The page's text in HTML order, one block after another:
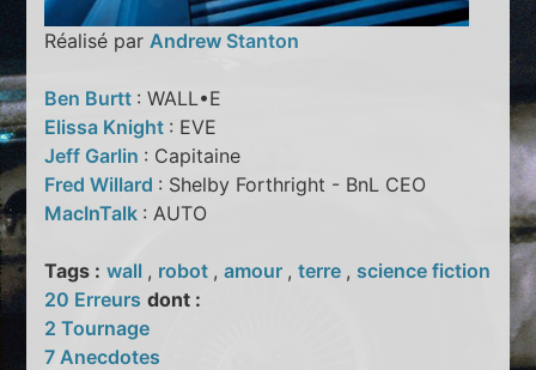
Réalisé par Andrew Stanton
Ben Burtt : WALL•E
Elissa Knight : EVE
Jeff Garlin : Capitaine
Fred Willard : Shelby Forthright - BnL CEO
MacInTalk : AUTO
Tags : wall , robot ,amour ,terre , science fiction
20 Erreurs dont :
2 Tournage
7 Anecdotes